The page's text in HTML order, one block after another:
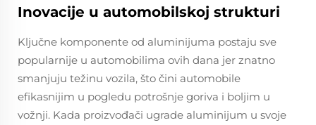
Inovacije u automobilskoj strukturi
Ključne komponente od aluminijuma postaju sve
popularnije u automobilima ovih dana jer znatno
smanjuju težinu vozila, što čini automobile
efikasnijim u pogledu potrošnje goriva i boljim u
vožnji. Kada proizvođači ugrade aluminijum u svoje